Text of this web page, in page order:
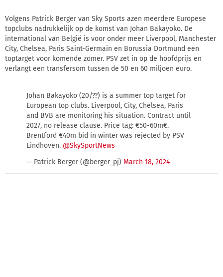
Volgens Patrick Berger van Sky Sports azen meerdere Europese
topclubs nadrukkelijk op de komst van Johan Bakayoko. De
international van België is voor onder meer Liverpool, Manchester
City, Chelsea, Paris Saint-Germain en Borussia Dortmund een
toptarget voor komende zomer. PSV zet in op de hoofdprijs en
verlangt een transfersom tussen de 50 en 60 miljoen euro.
Johan Bakayoko (20/??) is a summer top target for
European top clubs. Liverpool, City, Chelsea, Paris
and BVB are monitoring his situation. Contract until
2027, no release clause. Price tag: €50-60m€.
Brentford €40m bid in winter was rejected by PSV
Eindhoven. @SkySportNews
— Patrick Berger (@berger_pj) March 18, 2024